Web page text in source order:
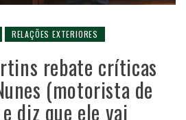
RELAÇÕES EXTERIORES
rebate críticas
(motorista de
diz que ele vai